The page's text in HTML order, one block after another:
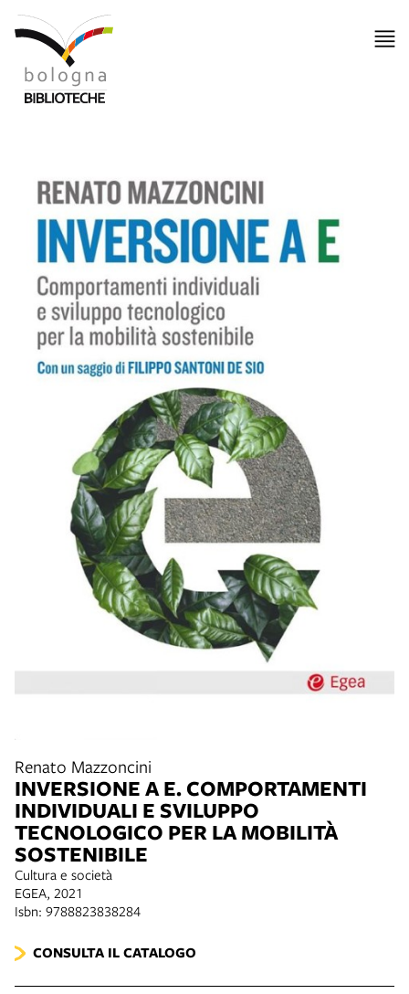
Renato Mazzoncini
INVERSIONE A E. COMPORTAMENTI
INDIVIDUALI E SVILUPPO
TECNOLOGICO PER LA MOBILITÀ
SOSTENIBILE
Cultura e società
EGEA, 2021
Isbn: 9788823838284
CONSULTA IL CATALOGO